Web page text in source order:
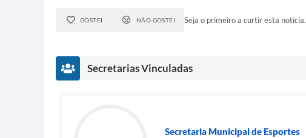
GOSTEI NÃO GOSTEI Seja o primeiro a curtir esta notícia.
Secretarias Vinculadas
Secretaria Municipal de Esportes